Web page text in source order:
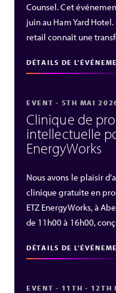
Counsel. Cet
juin au Ham Yard
retail connaît une
DÉTAILS DE
EVENT - 5TH MAI
Clinique de
intellectuelle
EnergyWorks
Nous avons le plaisir
clinique gratuite en
ETZ EnergyWorks, à
de 11h00 à 16h00,
DÉTAILS DE
EVENT - 11TH - 12TH